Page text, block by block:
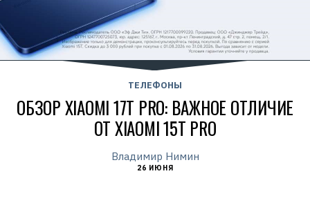
ТЕЛЕФОНЫ
ОБЗОР XIAOMI 17T PRO: ВАЖНОЕ ОТЛИЧИЕ
ОТ XIAOMI 15T PRO
Владимир Нимин
26 ИЮНЯ